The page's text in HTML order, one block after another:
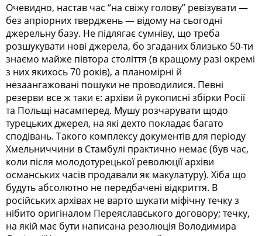
Очевидно, настав час “на свіжу голову” ревізувати —
без апріорних тверджень — відому на сьогодні
джерельну базу. Не підлягає сумніву, що треба
розшукувати нові джерела, бо згаданих близько 50-ти
знаємо майже півтора століття (в кращому разі окремі
з них якихось 70 років), а планомірні й
незаангажовані пошуки не проводилися. Певні
резерви все ж таки є: архіви й рукописні збірки Росії
та Польщі насамперед. Мушу розчарувати щодо
турецьких джерел, на які дехто покладає багато
сподівань. Такого комплексу документів для періоду
Хмельниччини в Стамбулі практично немає (був час,
коли після молодотурецької революції архіви
османських часів продавали як макулатуру). Хіба що
будуть абсолютно не передбачені відкриття. В
російських архівах не варто шукати міфічну течку з
нібито оригіналом Переяславського договору; течку,
на якій має бути написана резолюція Володимира